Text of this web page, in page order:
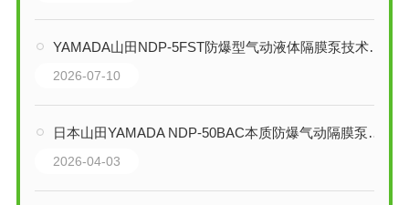
YAMADA山田NDP-5FST防爆型气动液体隔膜泵技术解析
2026-07-10
日本山田YAMADA NDP-50BAC本质防爆气动隔膜泵技术解析
2026-04-03